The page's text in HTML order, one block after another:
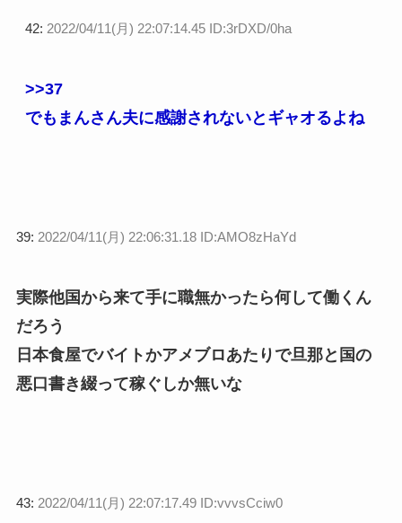
42: 2022/04/11(月) 22:07:14.45 ID:3rDXD/0ha
>>37
でもまんさん夫に感謝されないとギャオるよね
39: 2022/04/11(月) 22:06:31.18 ID:AMO8zHaYd
実際他国から来て手に職無かったら何して働くん
だろう
日本食屋でバイトかアメブロあたりで旦那と国の
悪口書き綴って稼ぐしか無いな
43: 2022/04/11(月) 22:07:17.49 ID:vvvsCciw0